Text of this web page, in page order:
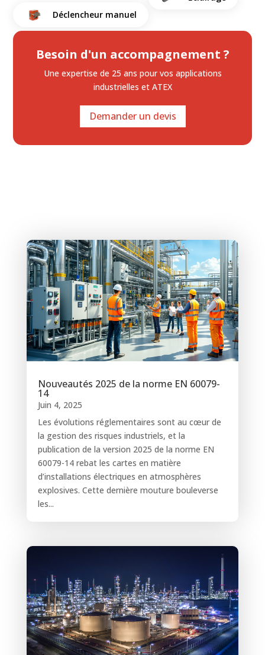
Déclencheur manuel
Besoin d'un accompagnement ?
Une expertise de 25 ans pour vos applications
industrielles et ATEX
Demander un devis
Nouveautés 2025 de la norme EN 60079-
14
Juin 4, 2025
Les évolutions réglementaires sont au cœur de
la gestion des risques industriels, et la
publication de la version 2025 de la norme EN
60079-14 rebat les cartes en matière
d’installations électriques en atmosphères
explosives. Cette dernière mouture bouleverse
les...